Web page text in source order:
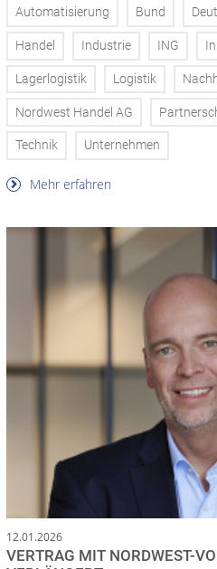
Automatisierung Bund
Handel Industrie ING
Lagerlogistik Logistik
Nordwest Handel AG
Technik Unternehmen
Mehr erfahren
12.01.2026
VERTRAG MIT NORDWEST-